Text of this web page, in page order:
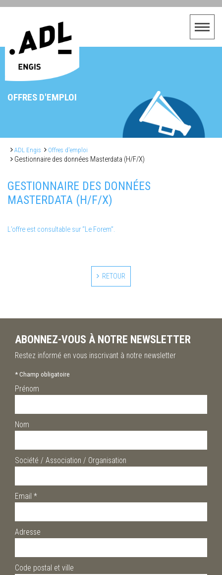
OFFRES D'EMPLOI
ADL Engis Offres d'emploi
Gestionnaire des données Masterdata (H/F/X)
GESTIONNAIRE DES DONNÉES
MASTERDATA (H/F/X)
L’offre est consultable sur “Le Forem”.
RETOUR
ABONNEZ-VOUS À NOTRE NEWSLETTER
Restez informé en vous inscrivant à notre newsletter
*Champ obligatoire
Prénom
Nom
Société / Association / Organisation
Email *
Adresse
Code postal et ville